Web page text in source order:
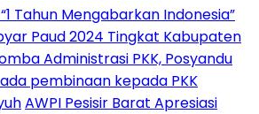
Tahun Mengabarkan Indonesia”
Paud 2024 Tingkat Kabupaten
Administrasi PKK, Posyandu
pembinaan kepada PKK
AWPI Pesisir Barat Apresiasi